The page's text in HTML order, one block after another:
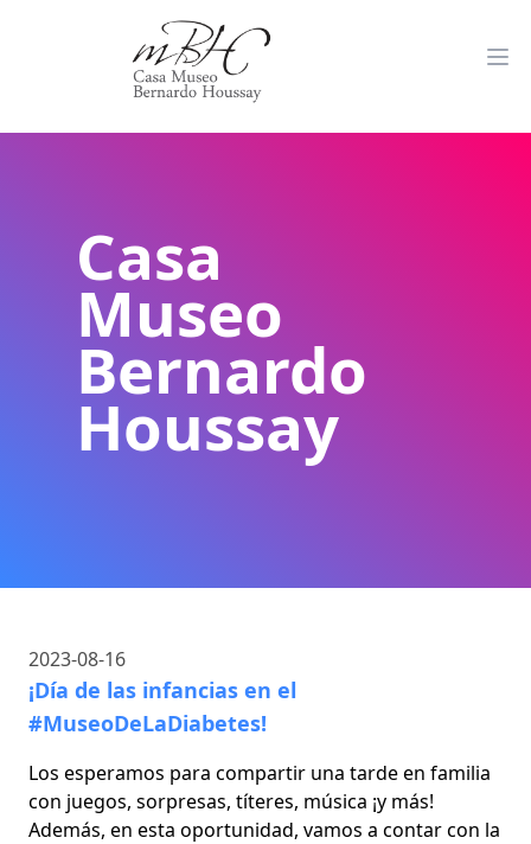
Casa
Museo
Bernardo
Houssay
2023-08-16
¡Día de las infancias en el
#MuseoDeLaDiabetes!
Los esperamos para compartir una tarde en familia
con juegos, sorpresas, títeres, música ¡y más!
Además, en esta oportunidad, vamos a contar con la